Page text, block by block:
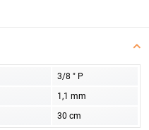
3/8 " P
1,1 mm
30 cm